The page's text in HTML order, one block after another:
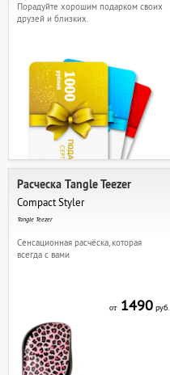
Порадуйте хорошим подарком своих
друзей и близких.
Расческа Tangle Teezer
Compact Styler
Tangle Teezer
Сенсационная расчёска, которая
всегда с вами
от1490руб.